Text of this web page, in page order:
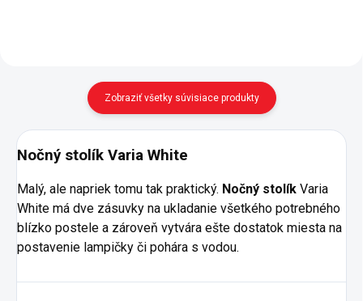
Zobraziť všetky súvisiace produkty
Nočný stolík Varia White
Malý, ale napriek tomu tak praktický. Nočný stolík Varia
White má dve zásuvky na ukladanie všetkého potrebného
blízko postele a zároveň vytvára ešte dostatok miesta na
postavenie lampičky či pohára s vodou.